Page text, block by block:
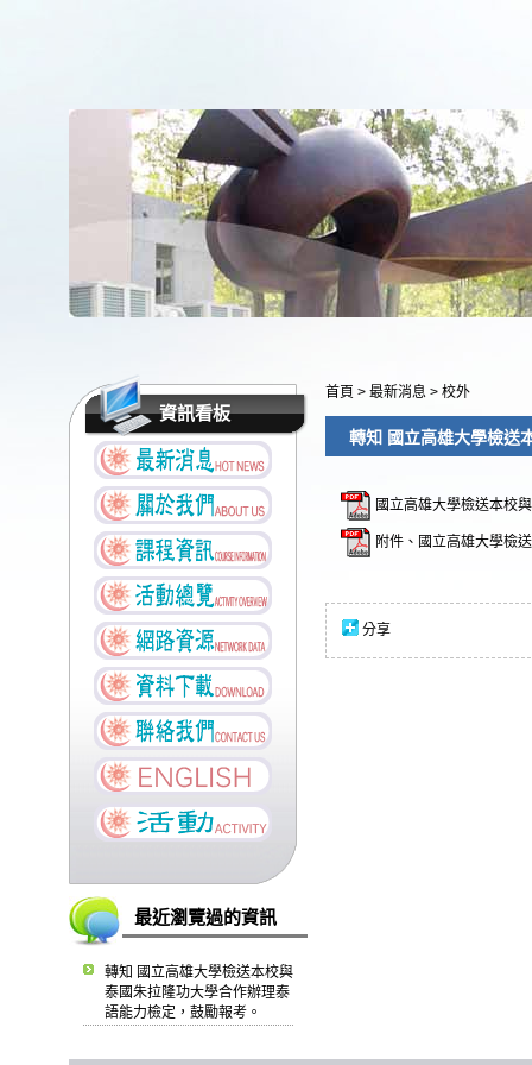
資訊看板
最近瀏覽過的資訊
轉知 國立高雄大學檢送本校與
泰國朱拉隆功大學合作辦理泰
語能力檢定，鼓勵報考。
首頁 > 最新消息 > 校外
轉知 國立高雄大學檢送
國立高雄大學檢送本校
附件、國立高雄大學檢
分享